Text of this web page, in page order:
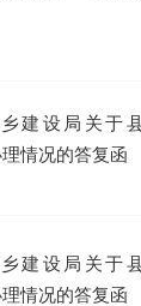
建设局关于
情况的答复函
建设局关于
情况的答复函